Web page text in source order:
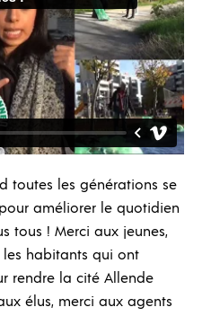
toutes les générations se
améliorer le quotidien
tous ! Merci aux jeunes,
les habitants qui ont
rendre la cité Allende
élus, merci aux agents